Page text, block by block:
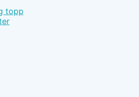
topp